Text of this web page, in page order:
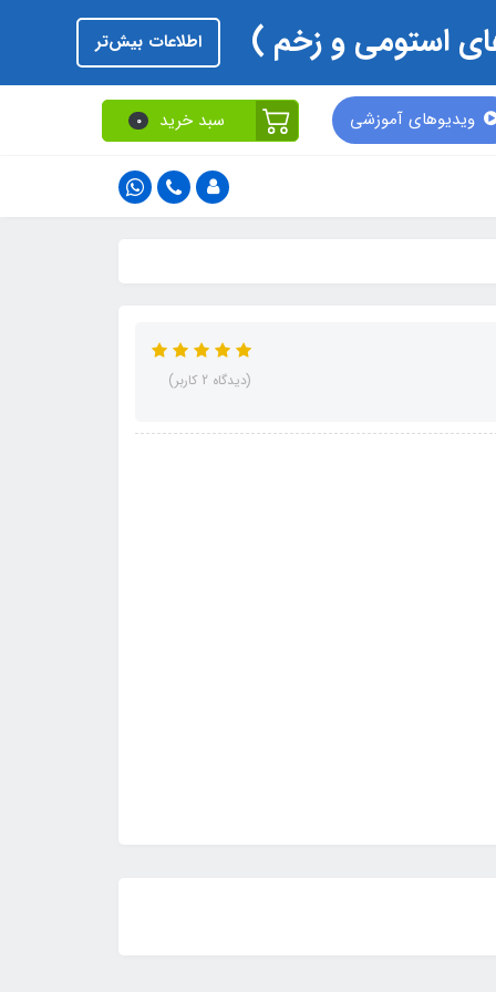
اطلاعات بیش‌تر
ویدیوهای آموزشی سبد خرید 0
(دیدگاه 2 کاربر)